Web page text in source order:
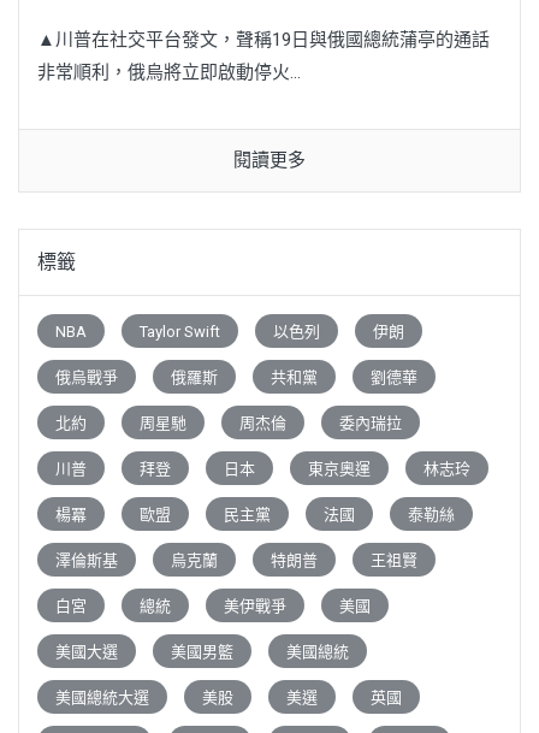
▲川普在社交平台發文，聲稱19日與俄國總統蒲亭的通話
非常順利，俄烏將立即啟動停火...
閱讀更多
標籤
NBA Taylor Swift 以色列 伊朗
俄烏戰爭 俄羅斯 共和黨 劉德華
北約 周星馳 周杰倫 委內瑞拉
川普 拜登 日本 東京奧運 林志玲
楊冪 歐盟 民主黨 法國 泰勒絲
澤倫斯基 烏克蘭 特朗普 王祖賢
白宮 總統 美伊戰爭 美國
美國大選 美國男籃 美國總統
美國總統大選 美股 美選 英國